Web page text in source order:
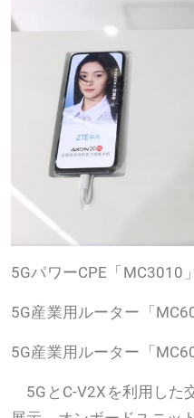
5GパワーCPE「MC3010」
5G産業用ルーター「
5G産業用ルーター「
5GとC-V2Xを利用した